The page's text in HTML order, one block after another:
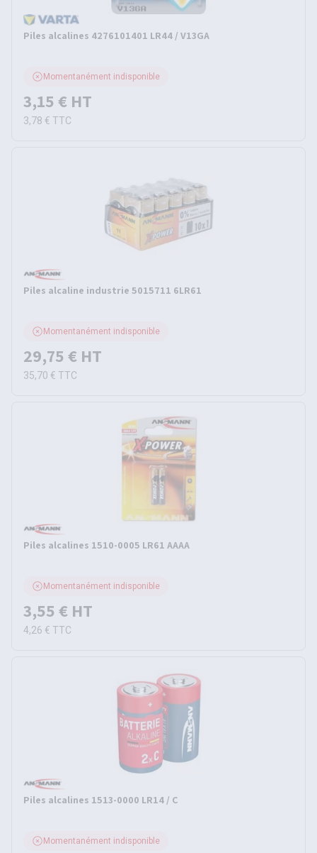
Piles alcalines 4276101401 LR44 / V13GA
Momentanément indisponible
3,15 € HT
3,78 € TTC
Piles alcaline industrie 5015711 6LR61
Momentanément indisponible
29,75 € HT
35,70 € TTC
Piles alcalines 1510-0005 LR61 AAAA
Momentanément indisponible
3,55 € HT
4,26 € TTC
Piles alcalines 1513-0000 LR14 / C
Momentanément indisponible